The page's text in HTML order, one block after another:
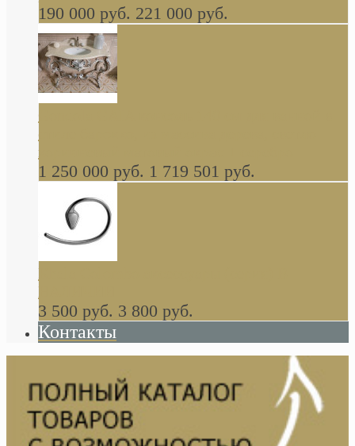
190 000 руб. 221 000 руб.
стиле барокко, из массива дерева, светло
коричневый матовый окрас + серебро
1 250 000 руб. 1 719 501 руб.
Khala Colombo аксессуары (серия) В
НАЛИЧИИ
3 500 руб. 3 800 руб.
Контакты